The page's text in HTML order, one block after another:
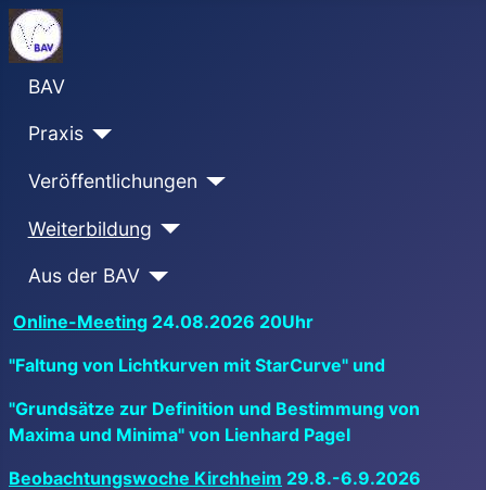
BAV
Praxis
Veröffentlichungen
Weiterbildung
Aus der BAV
Online-Meeting 24.08.2026 20Uhr
"Faltung von Lichtkurven mit StarCurve" und
"Grundsätze zur Definition und Bestimmung von
Maxima und Minima" von Lienhard Pagel
Beobachtungswoche Kirchheim 29.8.-6.9.2026